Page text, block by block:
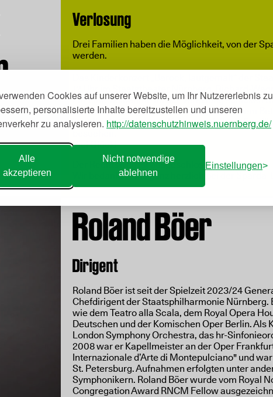
Cookies auf unserer Website, um Ihr Nutzererlebnis zu
personalisierte Inhalte bereitzustellen und unseren
zu analysieren. http://datenschutzhinweis.nuernberg.de/
Alle
akzeptieren
Nicht notwendige
ablehnen
Einstellungen
Verlosung
Drei Familien haben die Möglichkeit, von der
werden.
Das Kinderkonzert „Barock, lautgemalt“ der
12 Uhr im Staatstheater Nürnberg, Richard-
Für eine Teilnahme an der Verlosung schicken
klassikopenair@stadt.nuernberg.de mit dem
jeweils vier Tickets und können mit ihren
besuchen.
Viel Glück!
Der Rechtsweg ist ausgeschlossen.
Wir bedanken uns ganz herzlich bei der
Roland Böer
Dirigent
Roland Böer ist seit der Spielzeit 2023/24
Chefdirigent der Staatsphilharmonie
wie dem Teatro alla Scala, dem Royal Opera
Deutschen und der Komischen Oper Berlin.
London Symphony Orchestra, das hr-
2008 war er Kapellmeister an der Oper
Internazionale d’Arte di Montepulciano" und
St. Petersburg. Aufnahmen erfolgten unter
Symphonikern. Roland Böer wurde vom Royal
Congregation Award RNCM Fellow